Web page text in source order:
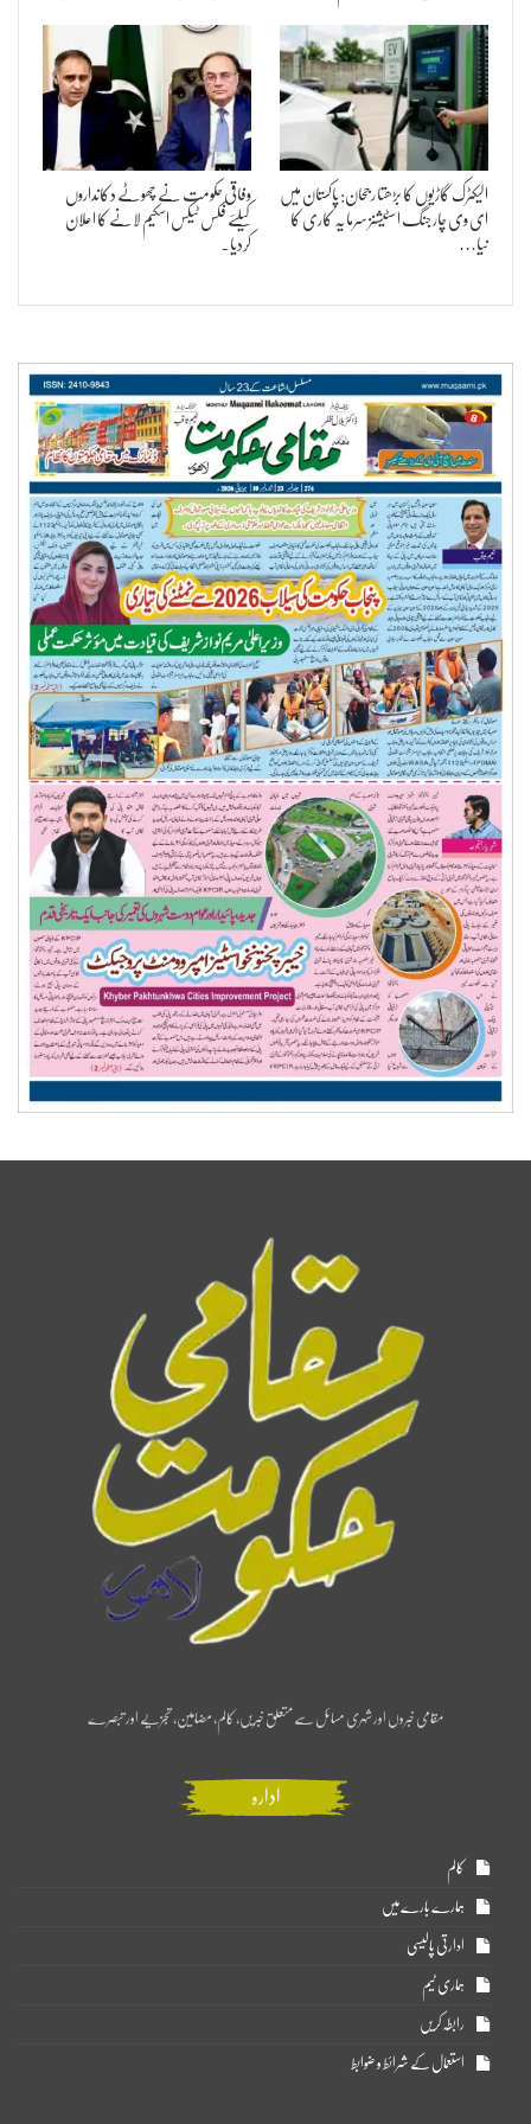
الیکٹرک گاڑیوں کا بڑھتا رجحان: پاکستان میں
ای وی چارجنگ اسٹیشنز سرمایہ کاری کا
نیا…
وفاقی حکومت نے چھوٹے دکانداروں
کیلئے فکس ٹیکس اسکیم لانے کا اعلان
کردیا۔
مقامی خبروں اور شہری مسائل سے متعلق خبریں، کالم، مضامین، تجزیے اور تبصرے
ادارہ
کالم
ہمارے بارے میں
ادارتی پالیسی
ہماری ٹیم
رابطہ کریں
استعمال کے شرائط و ضوابط